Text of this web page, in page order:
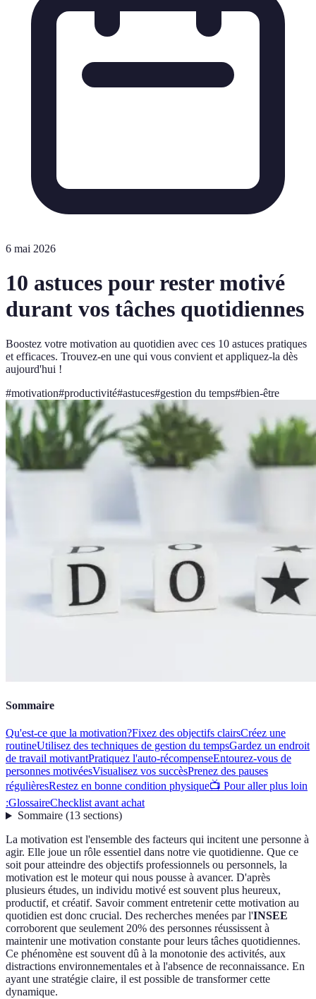
6 mai 2026
10 astuces pour rester motivé
durant vos tâches quotidiennes
Boostez votre motivation au quotidien avec ces 10 astuces pratiques
et efficaces. Trouvez-en une qui vous convient et appliquez-la dès
aujourd'hui !
#motivation#productivité#astuces#gestion du temps#bien-être
Sommaire
Qu'est-ce que la motivation?Fixez des objectifs clairsCréez une
routineUtilisez des techniques de gestion du tempsGardez un endroit
de travail motivantPratiquez l'auto-récompenseEntourez-vous de
personnes motivéesVisualisez vos succèsPrenez des pauses
régulièresRestez en bonne condition physique📺 Pour aller plus loin
:GlossaireChecklist avant achat
Sommaire(13 sections)
La motivation est l'ensemble des facteurs qui incitent une personne à
agir. Elle joue un rôle essentiel dans notre vie quotidienne. Que ce
soit pour atteindre des objectifs professionnels ou personnels, la
motivation est le moteur qui nous pousse à avancer. D'après
plusieurs études, un individu motivé est souvent plus heureux,
productif, et créatif. Savoir comment entretenir cette motivation au
quotidien est donc crucial. Des recherches menées par l'INSEE
corroborent que seulement 20% des personnes réussissent à
maintenir une motivation constante pour leurs tâches quotidiennes.
Ce phénomène est souvent dû à la monotonie des activités, aux
distractions environnementales et à l'absence de reconnaissance. En
ayant une stratégie claire, il est possible de transformer cette
dynamique.